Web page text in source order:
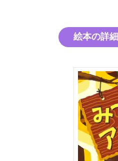
絵本の詳細